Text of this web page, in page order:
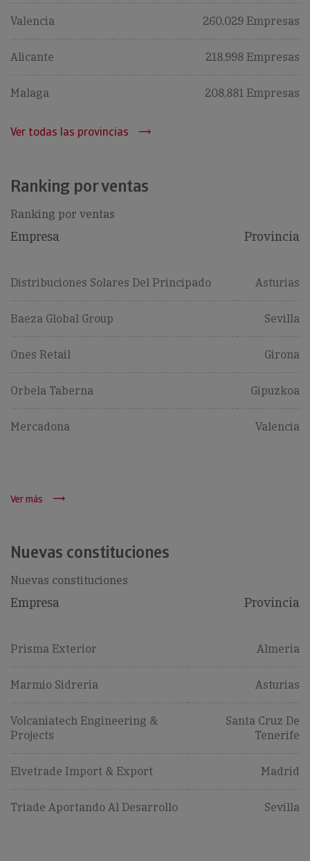
Valencia 260,029 Empresas
Alicante 218,998 Empresas
Malaga 208,881 Empresas
Ver todas las provincias
Ranking por ventas
Ranking por ventas
Empresa Provincia
Distribuciones Solares Del Principado Asturias
Baeza Global Group Sevilla
Ones Retail Girona
Orbela Taberna Gipuzkoa
Mercadona Valencia
Ver más
Nuevas constituciones
Nuevas constituciones
Empresa Provincia
Prisma Exterior Almeria
Marmio Sidreria Asturias
Volcaniatech Engineering &
Projects
Santa Cruz De
Tenerife
Elvetrade Import & Export Madrid
Triade Aportando Al Desarrollo Sevilla